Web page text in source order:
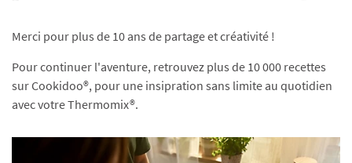
Merci pour plus de 10 ans de partage et créativité !
Pour continuer l'aventure, retrouvez plus de 10 000 recettes
sur Cookidoo®, pour une insipration sans limite au quotidien
avec votre Thermomix®.